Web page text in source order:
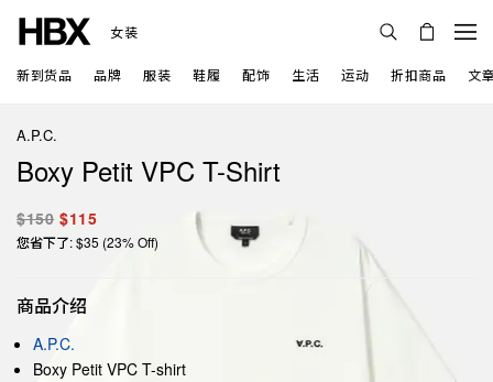
女装
新到货品 品牌 服装 鞋履 配饰 生活 运动 折扣商品 文
A.P.C.
Boxy Petit VPC T-Shirt
$150 $115
您省下了: $35 (23% Off)
商品介绍
A.P.C.
Boxy Petit VPC T-shirt